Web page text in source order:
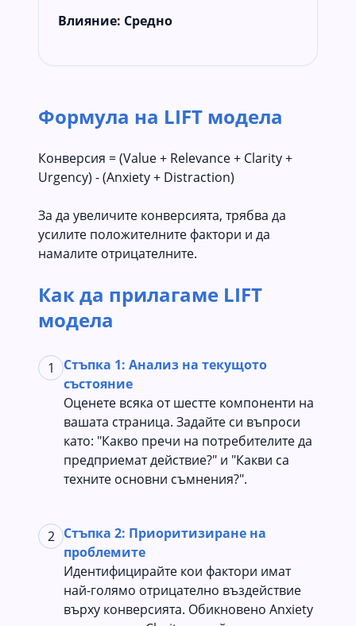
Влияние: Средно
Формула на LIFT модела
Конверсия = (Value + Relevance + Clarity +
Urgency) - (Anxiety + Distraction)
За да увеличите конверсията, трябва да
усилите положителните фактори и да
намалите отрицателните.
Как да прилагаме LIFT
модела
1
Стъпка 1: Анализ на текущото
състояние
Оценете всяка от шестте компоненти на
вашата страница. Задайте си въпроси
като: "Какво пречи на потребителите да
предприемат действие?" и "Какви са
техните основни съмнения?".
2 Стъпка 2: Приоритизиране на
проблемите
Идентифицирайте кои фактори имат
най-голямо отрицателно въздействие
върху конверсията. Обикновено Anxiety